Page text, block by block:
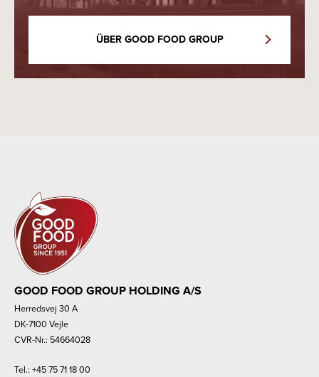
ÜBER GOOD FOOD GROUP
GOOD FOOD GROUP HOLDING A/S
Herredsvej 30 A
DK-7100 Vejle
CVR-Nr.: 54664028
Tel.: +45 75 71 18 00